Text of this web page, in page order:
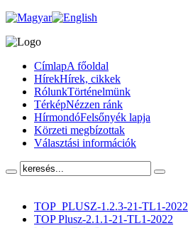
CímlapA főoldal
HírekHírek, cikkek
RólunkTörténelmünk
TérképNézzen ránk
HírmondóFelsőnyék lapja
Körzeti megbízottak
Választási információk
TOP_PLUSZ-1.2.3-21-TL1-2022
TOP Plusz-2.1.1-21-TL1-2022